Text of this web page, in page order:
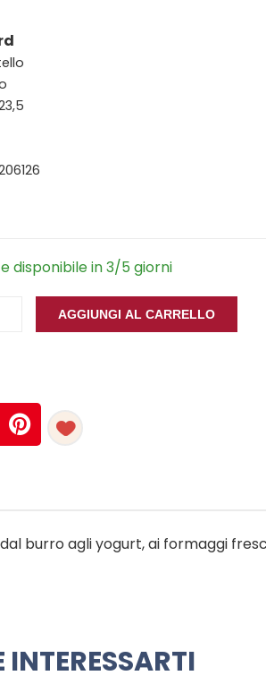
disponibile in 3/5 giorni
AGGIUNGI AL CARRELLO
burro agli yogurt, ai formaggi
INTERESSARTI